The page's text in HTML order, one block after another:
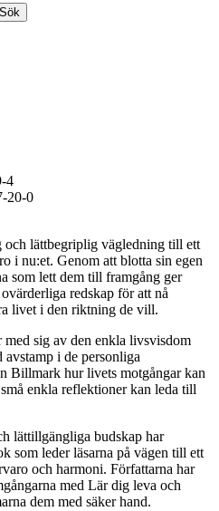
4
20-0
lättbegriplig vägledning till ett
i nu:et. Genom att blotta sin egen
som lett dem till framgång ger
ovärderliga redskap för att nå
livet i den riktning de vill.
med sig av den enkla livsvisdom
i de personliga
Billmark hur livets motgångar kan
enkla reflektioner kan leda till
lättillgängliga budskap har
som leder läsarna på vägen till ett
och harmoni. Författarna har
med Lär dig leva och
dem med säker hand.